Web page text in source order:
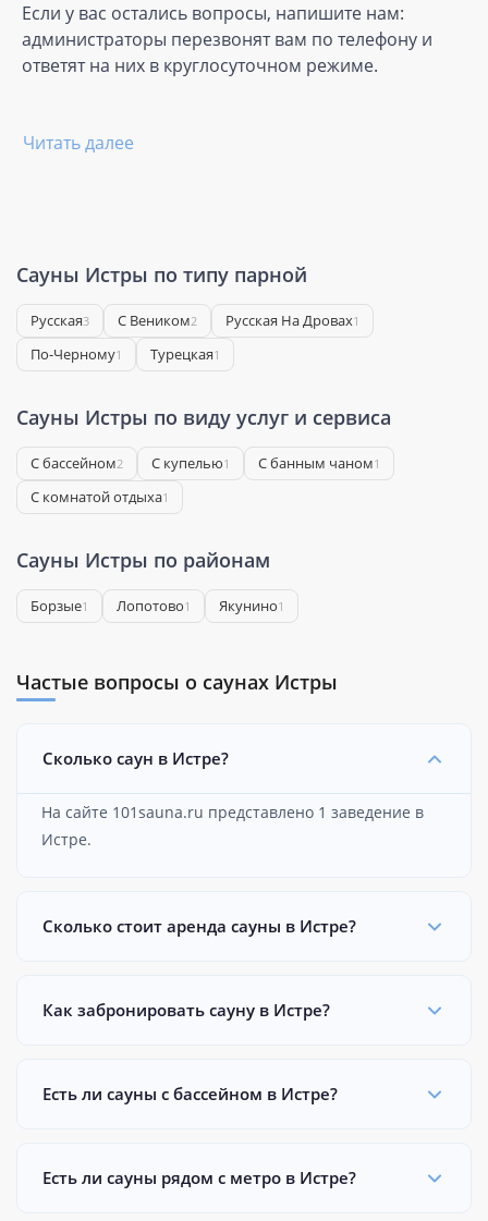
Если у вас остались вопросы, напишите нам:
администраторы перезвонят вам по телефону и
ответят на них в круглосуточном режиме.
Читать далее
Сауны Истры по типу парной
Русская3 С Веником2 Русская На Дровах1
По-Черному1 Турецкая1
Сауны Истры по виду услуг и сервиса
С бассейном2 С купелью1 С банным чаном1
С комнатой отдыха1
Сауны Истры по районам
Борзые1 Лопотово1 Якунино1
Частые вопросы о саунах Истры
Сколько саун в Истре?
На сайте 101sauna.ru представлено 1 заведение в
Истре.
Сколько стоит аренда сауны в Истре?
Как забронировать сауну в Истре?
Есть ли сауны с бассейном в Истре?
Есть ли сауны рядом с метро в Истре?